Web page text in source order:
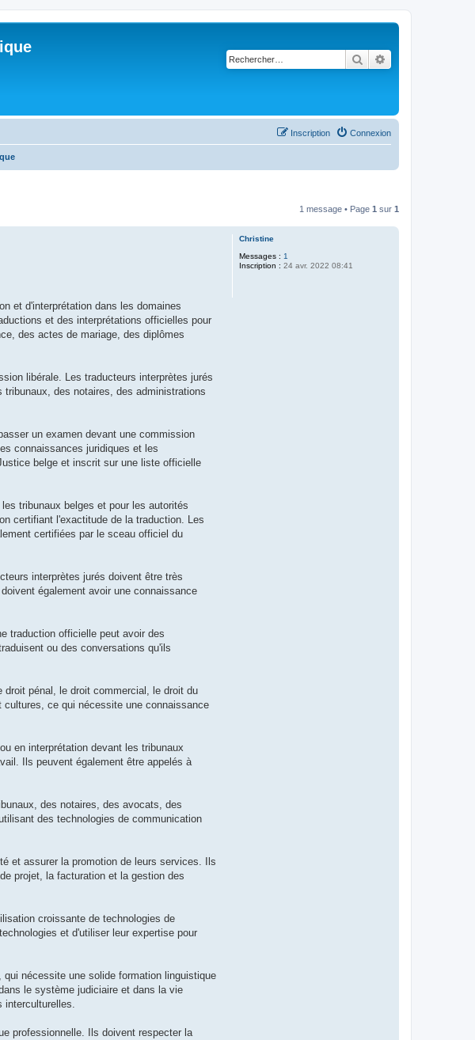
Rechercher
Connexion
Inscription
1 message • Page 1 sur 1
Christine
Messages : 1
Inscription : 24 avr. 2022 08:41
et d'interprétation dans les domaines
et des interprétations officielles pour
des actes de mariage, des diplômes
libérale. Les traducteurs interprètes jurés
des notaires, des administrations
un examen devant une commission
connaissances juridiques et les
belge et inscrit sur une liste officielle
tribunaux belges et pour les autorités
certifiant l'exactitude de la traduction. Les
certifiées par le sceau officiel du
interprètes jurés doivent être très
également avoir une connaissance
traduction officielle peut avoir des
ou des conversations qu'ils
pénal, le droit commercial, le droit du
ce qui nécessite une connaissance
en interprétation devant les tribunaux
Ils peuvent également être appelés à
des notaires, des avocats, des
des technologies de communication
et assurer la promotion de leurs services. Ils
projet, la facturation et la gestion des
croissante de technologies de
et d'utiliser leur expertise pour
nécessite une solide formation linguistique
le système judiciaire et dans la vie
interculturelles.
professionnelle. Ils doivent respecter la